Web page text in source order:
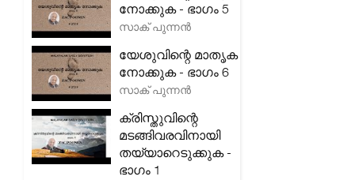
നോക്കുക - ഭാഗം 5
സാക് പുന്നൻ
യേശുവിന്റെ മാതൃക
നോക്കുക - ഭാഗം 6
സാക് പുന്നൻ
ക്രിസ്തുവിന്റെ
മടങ്ങിവരവിനായി
തയ്യാറെടുക്കുക -
ഭാഗം 1